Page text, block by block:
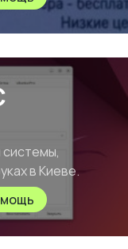
в Киеве.